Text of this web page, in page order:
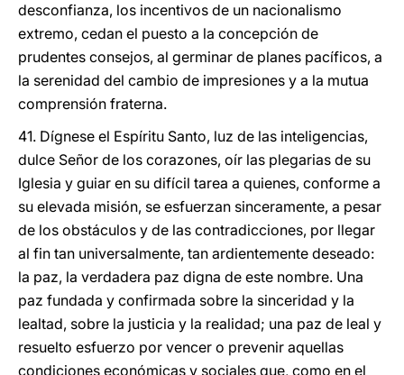
desconfianza, los incentivos de un nacionalismo
extremo, cedan el puesto a la concepción de
prudentes consejos, al germinar de planes pacíficos, a
la serenidad del cambio de impresiones y a la mutua
comprensión fraterna.
41. Dígnese el Espíritu Santo, luz de las inteligencias,
dulce Señor de los corazones, oír las plegarias de su
Iglesia y guiar en su difícil tarea a quienes, conforme a
su elevada misión, se esfuerzan sinceramente, a pesar
de los obstáculos y de las contradicciones, por llegar
al fin tan universalmente, tan ardientemente deseado:
la paz, la verdadera paz digna de este nombre. Una
paz fundada y confirmada sobre la sinceridad y la
lealtad, sobre la justicia y la realidad; una paz de leal y
resuelto esfuerzo por vencer o prevenir aquellas
condiciones económicas y sociales que, como en el